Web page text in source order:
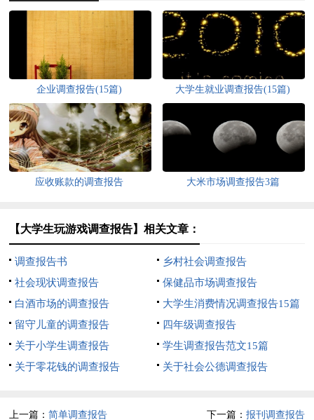
企业调查报告(15篇) 大学生就业调查报告(15篇)
应收账款的调查报告 大米市场调查报告3篇
【大学生玩游戏调查报告】相关文章：
调查报告书
乡村社会调查报告
社会现状调查报告
保健品市场调查报告
白酒市场的调查报告
大学生消费情况调查报告15篇
留守儿童的调查报告
四年级调查报告
关于小学生调查报告
学生调查报告范文15篇
关于零花钱的调查报告
关于社会公德调查报告
上一篇：简单调查报告 下一篇： 报刊调查报告